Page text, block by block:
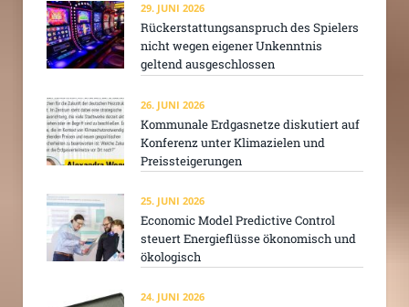
29. JUNI 2026
Rückerstattungsanspruch des Spielers
nicht wegen eigener Unkenntnis
geltend ausgeschlossen
26. JUNI 2026
Kommunale Erdgasnetze diskutiert auf
Konferenz unter Klimazielen und
Preissteigerungen
25. JUNI 2026
Economic Model Predictive Control
steuert Energieflüsse ökonomisch und
ökologisch
24. JUNI 2026